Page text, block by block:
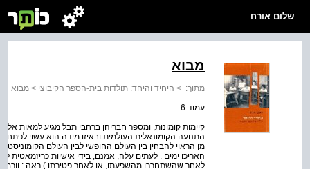
שלום אורח
מבוא
מתוך: > היחיד והיחד: תולדות בית-הספר הקיבוצי > מבוא
עמוד:6
קיימות קומונות, ומספר חבריהן ברחבי תבל מגיע למאות
התנועה הקומונאלית העולמית ובאיזו מידה הוא עשוי לפתח
מן הראוי להבחין בין העולם החופשי לבין העולם
האריכו ימים . לעתים עלה, אמנם, בידי אישיות כריזמאטית